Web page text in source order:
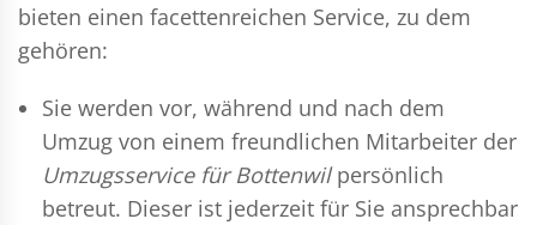
bieten einen facettenreichen Service, zu dem
gehören:
Sie werden vor, während und nach dem
Umzug von einem freundlichen Mitarbeiter der
Umzugsservice für Bottenwilpersönlich
betreut. Dieser ist jederzeit für Sie ansprechbar